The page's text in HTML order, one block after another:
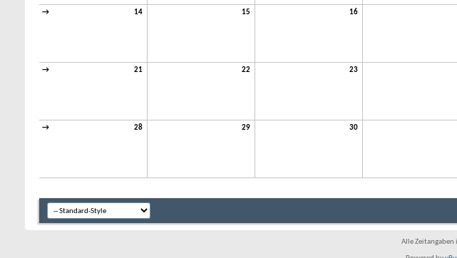
→ 14 15 16
→ 21 22 23
→ 28 29 30
Alle Zeitangaben